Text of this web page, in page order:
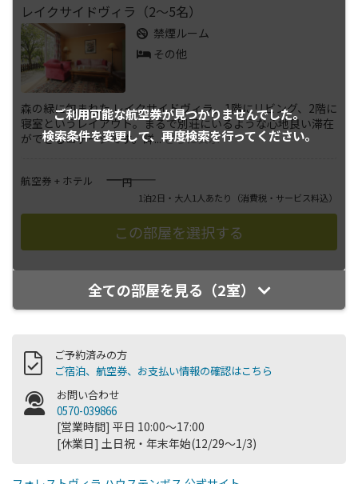
ご利用可能な航空券が見つかりませんでした。
検索条件を変更して、 再度検索を行ってください。
レイクサイドヴィラ（2～5名）
禁煙ルーム
その他
森の緑に包まれた レイクサイドヴィラ。1階にリビング、2階に
寝室というレイアウト。まるで別荘にいるような心地良い滞在
ができるコテージです。詳... さらに表示
航空券 + ホテル ――――円
1泊2日・大人1人あたり （消費税・サービス料込）
全ての部屋を見る（2室）
ご予約済みの方
ご宿泊、航空券、お支払い情報の確認はこちら
お問い合わせ
0570-039866
[営業時間] 平日 10:00～17:00
[休業日] 土日祝・年末年始(12/29～1/3)